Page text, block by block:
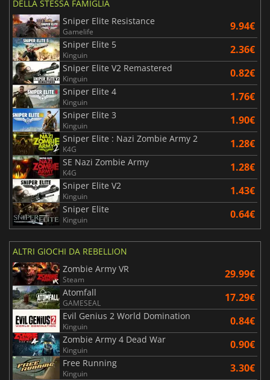
DELLA STESSA FAMIGLIA
Sniper Elite Resistance
Gamelife 9.94€
Sniper Elite 5
Kinguin 2.36€
Sniper Elite V2 Remastered
Kinguin 0.82€
Sniper Elite 4
Kinguin 1.76€
Sniper Elite 3
Kinguin 1.90€
Sniper Elite : Nazi Zombie Army 2
K4G 1.28€
SE Nazi Zombie Army
K4G 1.28€
Sniper Elite V2
Kinguin 1.43€
Sniper Elite
Kinguin 0.64€
ALTRI GIOCHI DA REBELLION
Zombie Army VR
Steam 29.99€
Atomfall
GAMESEAL 17.29€
Evil Genius 2 World Domination
Kinguin 0.84€
Zombie Army 4 Dead War
Kinguin 0.90€
Free Running
Kinguin 3.30€